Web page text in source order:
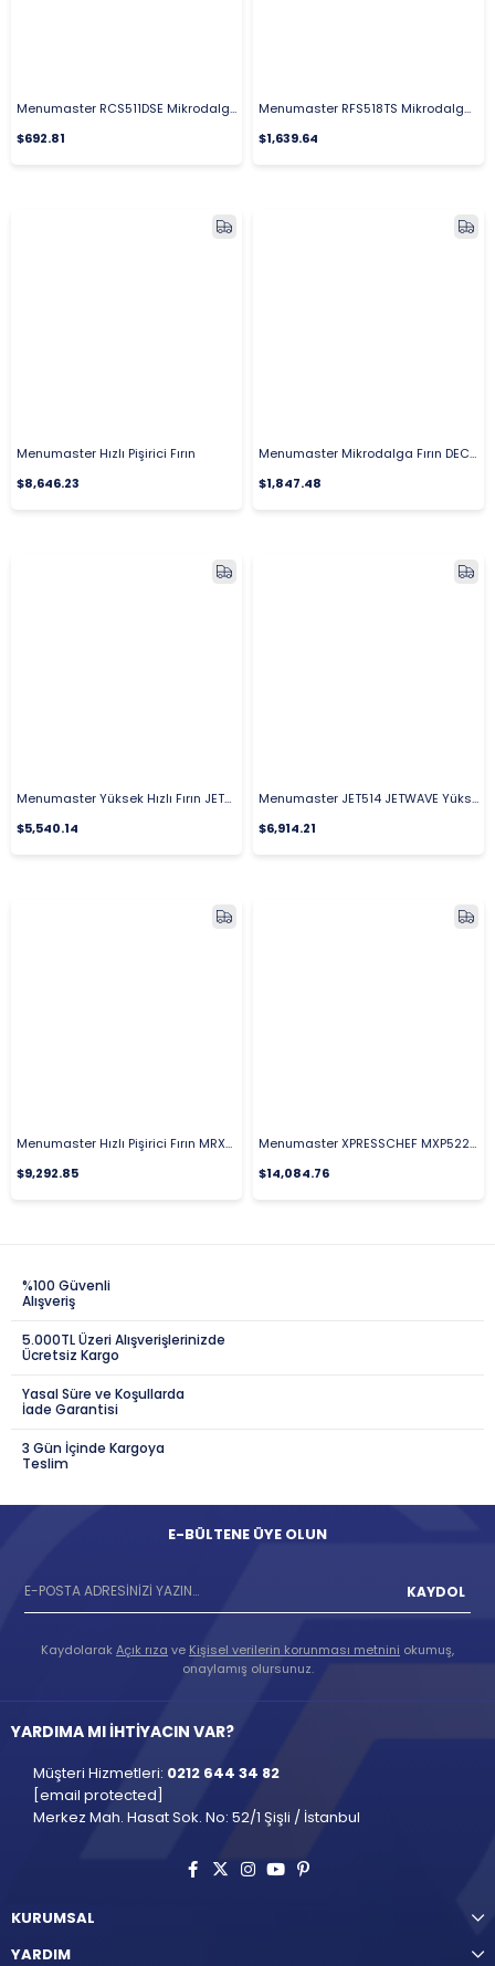
Menumaster RCS511DSE Mikrodalga Fırın Elektrikli 34 L.
$692.81
Menumaster RFS518TS Mikrodalga Fırın Elektrikli 34 L.
$1,639.64
Menumaster Hızlı Pişirici Fırın
$8,646.23
Menumaster Mikrodalga Fırın DEC 18E2
$1,847.48
Menumaster Yüksek Hızlı Fırın JET514
$5,540.14
Menumaster JET514 JETWAVE Yüksek Hızlı Pişirme Fırını Mikrodalga Fırın 34 Lt
$6,914.21
Menumaster Hızlı Pişirici Fırın MRX52
$9,292.85
Menumaster XPRESSCHEF MXP5223TLT Dokunmatik Ekran Hızlı Fırın 39 Lt
$14,084.76
%100 Güvenli
Alışveriş
5.000TL Üzeri Alışverişlerinizde
Ücretsiz Kargo
Yasal Süre ve Koşullarda
İade Garantisi
3 Gün İçinde Kargoya
Teslim
E-BÜLTENE ÜYE OLUN
KAYDOL
KaydolarakAçık rıza ve Kişisel verilerin korunması metnini okumuş,
onaylamış olursunuz.
YARDIMA MI İHTİYACIN VAR?
Müşteri Hizmetleri: 0212 644 34 82
[email protected]
Merkez Mah. Hasat Sok. No: 52/1 Şişli / İstanbul
KURUMSAL
YARDIM